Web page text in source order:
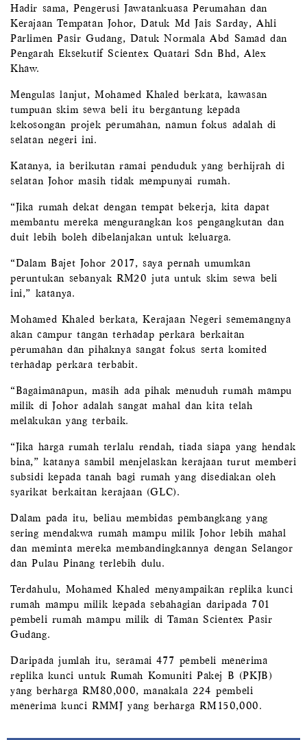
Hadir sama, Pengerusi Jawatankuasa Perumahan dan
Kerajaan Tempatan Johor, Datuk Md Jais Sarday, Ahli
Parlimen Pasir Gudang, Datuk Normala Abd Samad dan
Pengarah Eksekutif Scientex Quatari Sdn Bhd, Alex
Khaw.
Mengulas lanjut, Mohamed Khaled berkata, kawasan
tumpuan skim sewa beli itu bergantung kepada
kekosongan projek perumahan, namun fokus adalah di
selatan negeri ini.
Katanya, ia berikutan ramai penduduk yang berhijrah di
selatan Johor masih tidak mempunyai rumah.
“Jika rumah dekat dengan tempat bekerja, kita dapat
membantu mereka mengurangkan kos pengangkutan dan
duit lebih boleh dibelanjakan untuk keluarga.
“Dalam Bajet Johor 2017, saya pernah umumkan
peruntukan sebanyak RM20 juta untuk skim sewa beli
ini,” katanya.
Mohamed Khaled berkata, Kerajaan Negeri sememangnya
akan campur tangan terhadap perkara berkaitan
perumahan dan pihaknya sangat fokus serta komited
terhadap perkara terbabit.
“Bagaimanapun, masih ada pihak menuduh rumah mampu
milik di Johor adalah sangat mahal dan kita telah
melakukan yang terbaik.
“Jika harga rumah terlalu rendah, tiada siapa yang hendak
bina,” katanya sambil menjelaskan kerajaan turut memberi
subsidi kepada tanah bagi rumah yang disediakan oleh
syarikat berkaitan kerajaan (GLC).
Dalam pada itu, beliau membidas pembangkang yang
sering mendakwa rumah mampu milik Johor lebih mahal
dan meminta mereka membandingkannya dengan Selangor
dan Pulau Pinang terlebih dulu.
Terdahulu, Mohamed Khaled menyampaikan replika kunci
rumah mampu milik kepada sebahagian daripada 701
pembeli rumah mampu milik di Taman Scientex Pasir
Gudang.
Daripada jumlah itu, seramai 477 pembeli menerima
replika kunci untuk Rumah Komuniti Pakej B (PKJB)
yang berharga RM80,000, manakala 224 pembeli
menerima kunci RMMJ yang berharga RM150,000.